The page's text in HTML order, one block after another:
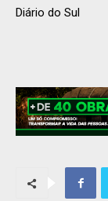
Diário do Sul